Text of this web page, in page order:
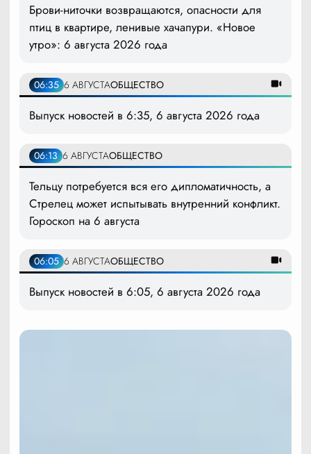
Брови-ниточки возвращаются, опасности для
птиц в квартире, ленивые хачапури. «Новое
утро»: 6 августа 2026 года
06:35 6 АВГУСТАОБЩЕСТВО
Выпуск новостей в 6:35, 6 августа 2026 года
06:13 6 АВГУСТАОБЩЕСТВО
Тельцу потребуется вся его дипломатичность, а
Стрелец может испытывать внутренний конфликт.
Гороскоп на 6 августа
06:05 6 АВГУСТАОБЩЕСТВО
Выпуск новостей в 6:05, 6 августа 2026 года